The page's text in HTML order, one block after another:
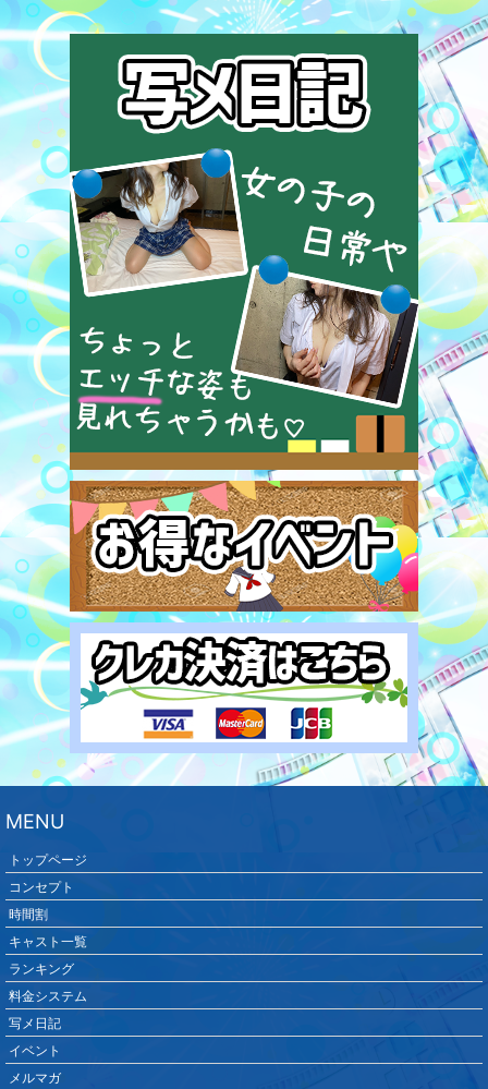
MENU
トップページ
コンセプト
時間割
キャスト一覧
ランキング
料金システム
写メ日記
イベント
メルマガ